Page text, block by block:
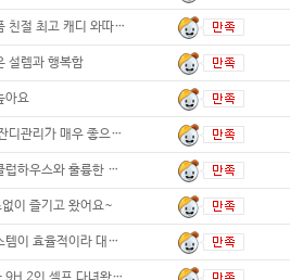
코스 명품 친절 최고 캐디 와따 다만
설렘과 행복함
아요
시설 및 잔디관리가 매우 좋으나, 안
깔끔한 클럽하우스와 훌륭한 접근성
이 즐기고 왔어요~
운영 시스템이 효율적이라 대기 시간이 없었어